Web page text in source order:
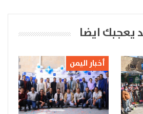
يعجبك ايضا
أخبار اليمن